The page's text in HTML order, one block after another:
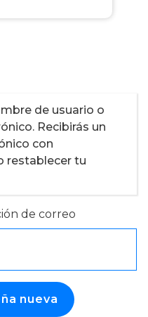
de usuario o
Recibirás un
con
restablecer tu
de correo
nueva